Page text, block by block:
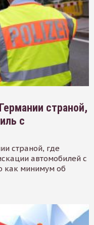
страной,
с
страной, где
автомобилей с
как минимум об